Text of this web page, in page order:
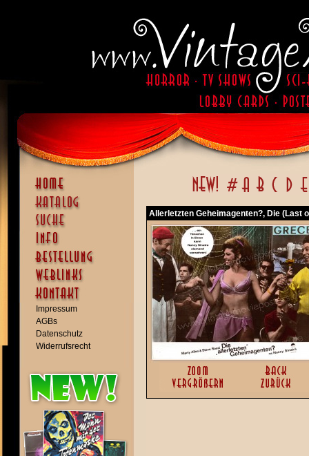
Impressum
AGBs
Datenschutz
Widerrufsrecht
Allerletzten Geheimagenten?, Die (Last